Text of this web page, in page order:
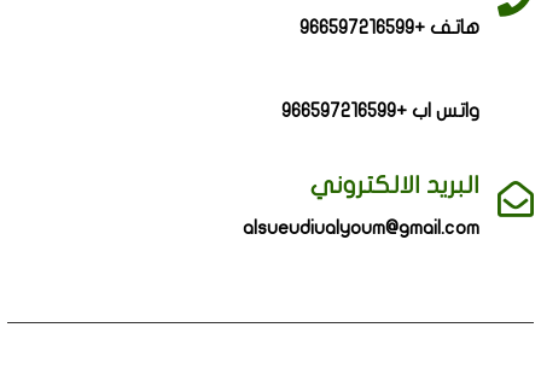
هاتف +966597216599
واتس اب +966597216599
البريد الالكتروني
alsueudiualyoum@gmail.com